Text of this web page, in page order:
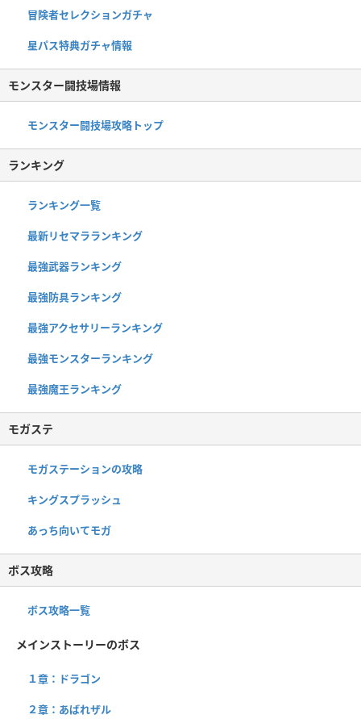
冒険者セレクションガチャ
星パス特典ガチャ情報
モンスター闘技場情報
モンスター闘技場攻略トップ
ランキング
ランキング一覧
最新リセマラランキング
最強武器ランキング
最強防具ランキング
最強アクセサリーランキング
最強モンスターランキング
最強魔王ランキング
モガステ
モガステーションの攻略
キングスプラッシュ
あっち向いてモガ
ボス攻略
ボス攻略一覧
メインストーリーのボス
１章：ドラゴン
２章：あばれザル